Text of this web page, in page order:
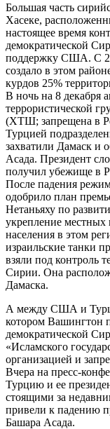
Большая часть
Хасеке,
настоящее время
демократической
поддержку США. С
создало в этом
курдов 25%
В ночь на 8 декабря
террористической
(ХТШ; запрещена в
Турцией
захватили Дамаск и
Асада. Президент
получил убежище в
После падения
одобрило план
Нетаньяху по
укрепление местных
населения в этом
израильские танки
взяли под контроль
Сирии. Она
Дамаска.
А между США и
котором Вашингтон
демократической
«Исламского
организацией и
Вчера на пресс-
Турцию и ее
стоящими за
привели к падению
Башара Асада.